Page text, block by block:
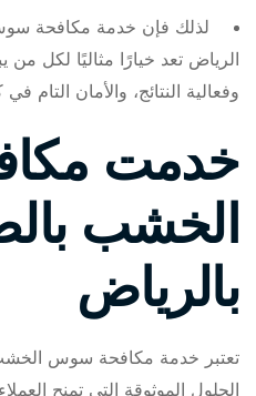
الرياض تعد خيارًا مثاليًا لكل
وفعالية النتائج، والأمان التام
خدمت
الخشب
بالرياض
تعتبر خدمة مكافحة سوس
الحلول الموثوقة التي تمنح